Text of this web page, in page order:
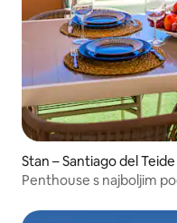
Stan – Santiago del Teide
Penthouse s najboljim